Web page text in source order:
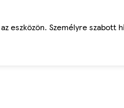
eszközön. Személyre szabott